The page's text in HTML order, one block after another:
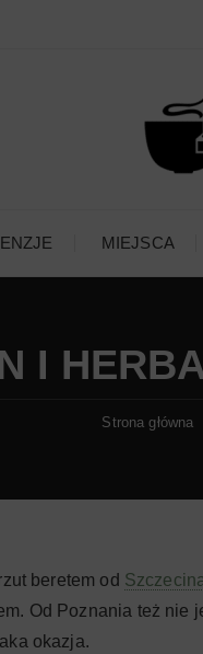
MIEJSCA
I
Strona główna
beretem od
Od Poznania też nie
okazja.